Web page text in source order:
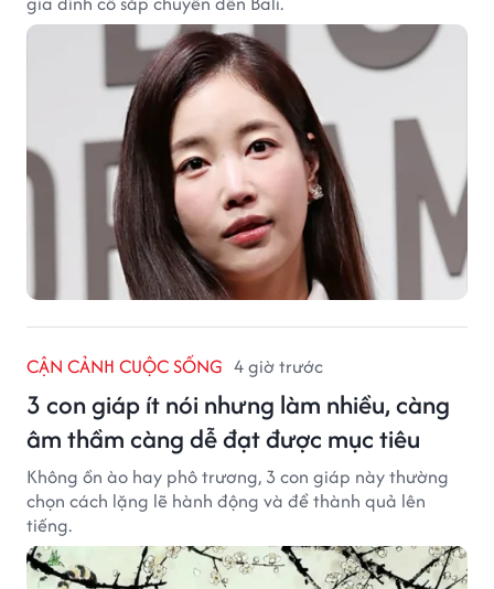
CẬN CẢNH CUỘC SỐNG 4 giờ trước
3 con giáp ít nói nhưng làm nhiều, càng
âm thầm càng dễ đạt được mục tiêu
Không ồn ào hay phô trương, 3 con giáp này thường
chọn cách lặng lẽ hành động và để thành quả lên
tiếng.